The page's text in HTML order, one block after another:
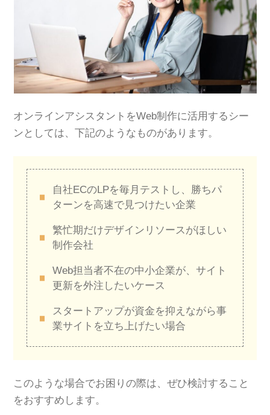
オンラインアシスタントをWeb制作に活用するシー
ンとしては、下記のようなものがあります。
自社ECのLPを毎月テストし、勝ちパ
ターンを高速で見つけたい企業
繁忙期だけデザインリソースがほしい
制作会社
Web担当者不在の中小企業が、サイト
更新を外注したいケース
スタートアップが資金を抑えながら事
業サイトを立ち上げたい場合
このような場合でお困りの際は、ぜひ検討すること
をおすすめします。